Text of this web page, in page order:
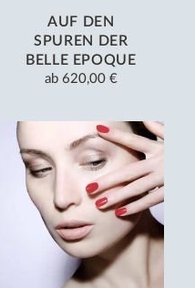
AUF DEN
SPUREN DER
BELLE EPOQUE
ab620,00 €